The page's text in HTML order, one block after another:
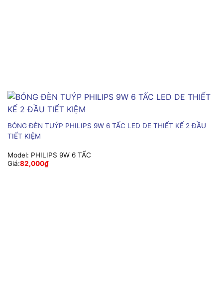
BÓNG ĐÈN TUÝP PHILIPS 9W 6 TẤC LED DE THIẾT KẾ 2 ĐẦU
TIẾT KIỆM
Model: PHILIPS 9W 6 TẤC
Giá:82,000₫